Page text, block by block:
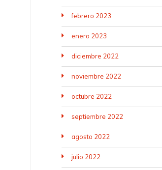
febrero 2023
enero 2023
diciembre 2022
noviembre 2022
octubre 2022
septiembre 2022
agosto 2022
julio 2022